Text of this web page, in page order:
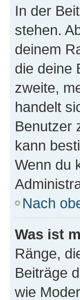
In der
stehen.
deinem
die deine
zweite,
handelt
Benutzer
kann
Wenn du
Nach
Was ist
Ränge,
Beiträge
wie